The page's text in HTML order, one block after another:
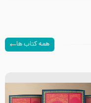
همه کتاب ها